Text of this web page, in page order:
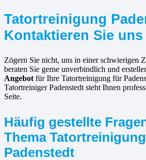
Tatortreinigung
Kontaktieren Sie uns
Zögern Sie nicht, uns in einer schwierigen
beraten Sie gerne unverbindlich und
Angebot für Ihre Tatortreinigung für
Tatortreiniger Padenstedt steht Ihnen
Seite.
Häufig gestellte
Thema
Padenstedt